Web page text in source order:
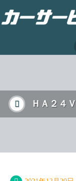
ＨＡ２４Ｖ